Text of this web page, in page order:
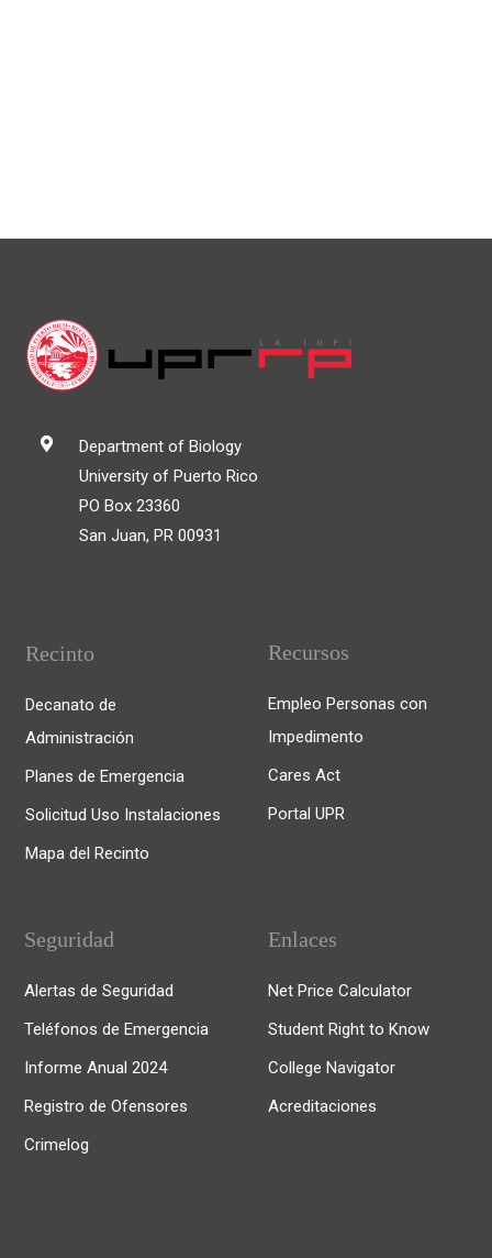
Department of Biology
University of Puerto Rico
PO Box 23360
San Juan, PR 00931
Recinto
Decanato de
Administración
Planes de Emergencia
Solicitud Uso Instalaciones
Mapa del Recinto
Recursos
Empleo Personas con
Impedimento
Cares Act
Portal UPR
Seguridad
Alertas de Seguridad
Teléfonos de Emergencia
Informe Anual 2024
Registro de Ofensores
Crimelog
Enlaces
Net Price Calculator
Student Right to Know
College Navigator
Acreditaciones